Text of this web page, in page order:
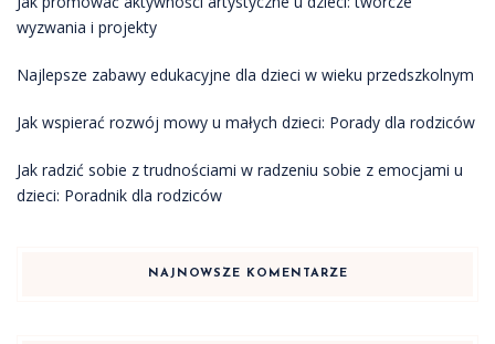
wyzwania i projekty
Najlepsze zabawy edukacyjne dla dzieci w wieku przedszkolnym
Jak wspierać rozwój mowy u małych dzieci: Porady dla rodziców
Jak radzić sobie z trudnościami w radzeniu sobie z emocjami u
dzieci: Poradnik dla rodziców
NAJNOWSZE KOMENTARZE